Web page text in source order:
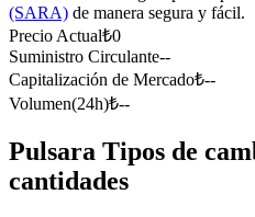
Únete a los mejores traders
(SARA) de manera segura y fácil.
Precio Actual₺0
Suministro Circulante--
Capitalización de Mercado₺--
Volumen(24h)₺--
Pulsara Tipos de
cantidades